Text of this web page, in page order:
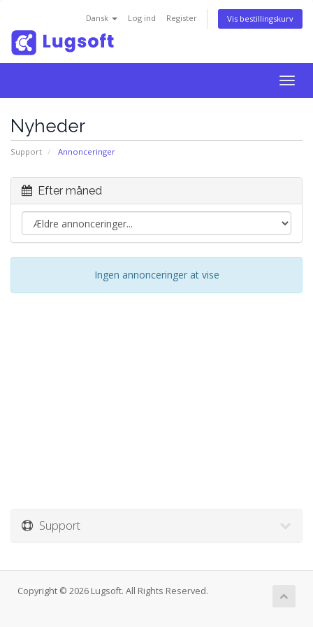
Dansk Log ind Register Vis bestillingskurv
Nyheder
Support Annonceringer
Efter måned
Ingen annonceringer at vise
Support
Copyright © 2026 Lugsoft. All Rights Reserved.